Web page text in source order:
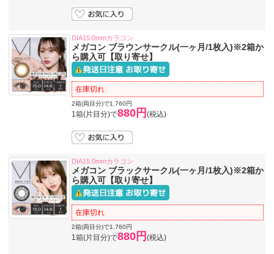
DIA15.0mmカラコン
メガコン ブラウンサークル(一ヶ月/1枚入)※2箱か
ら購入可【取り寄せ】
在庫切れ
2箱(両目分)で1,760円
1箱(片目分)で880円 (税込)
DIA15.0mmカラコン
メガコン ブラックサークル(一ヶ月/1枚入)※2箱か
ら購入可【取り寄せ】
在庫切れ
2箱(両目分)で1,760円
1箱(片目分)で880円 (税込)